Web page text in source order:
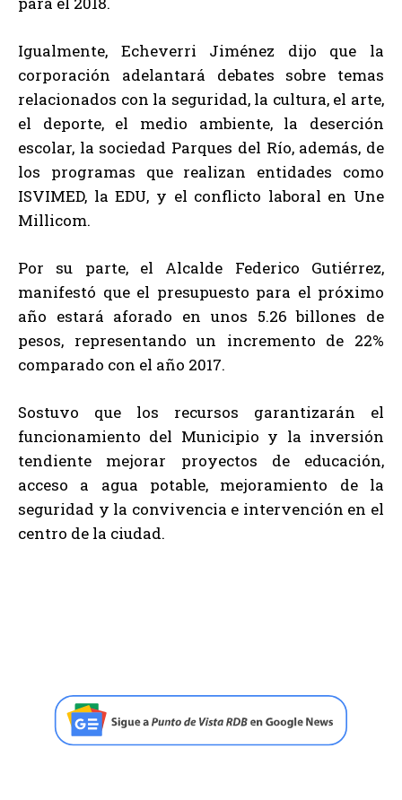
Igualmente, Echeverri Jiménez dijo que la
corporación adelantará debates sobre temas
relacionados con la seguridad, la cultura, el arte,
el deporte, el medio ambiente, la deserción
escolar, la sociedad Parques del Río, además, de
los programas que realizan entidades como
ISVIMED, la EDU, y el conflicto laboral en Une
Millicom.
Por su parte, el Alcalde Federico Gutiérrez,
manifestó que el presupuesto para el próximo
año estará aforado en unos 5.26 billones de
pesos, representando un incremento de 22%
comparado con el año 2017.
Sostuvo que los recursos garantizarán el
funcionamiento del Municipio y la inversión
tendiente mejorar proyectos de educación,
acceso a agua potable, mejoramiento de la
seguridad y la convivencia e intervención en el
centro de la ciudad.